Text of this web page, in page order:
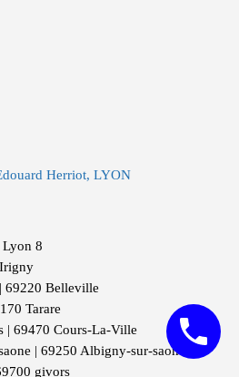
Herriot, LYON
8
69220 Belleville
Tarare
| 69470 Cours-La-Ville
| 69250 Albigny-sur-saone
givors